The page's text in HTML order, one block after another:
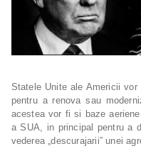
Statele Unite ale Americii
pentru a renova sau
acestea vor fi si baze
a SUA, in principal pentru a
vederea „descurajarii” unei